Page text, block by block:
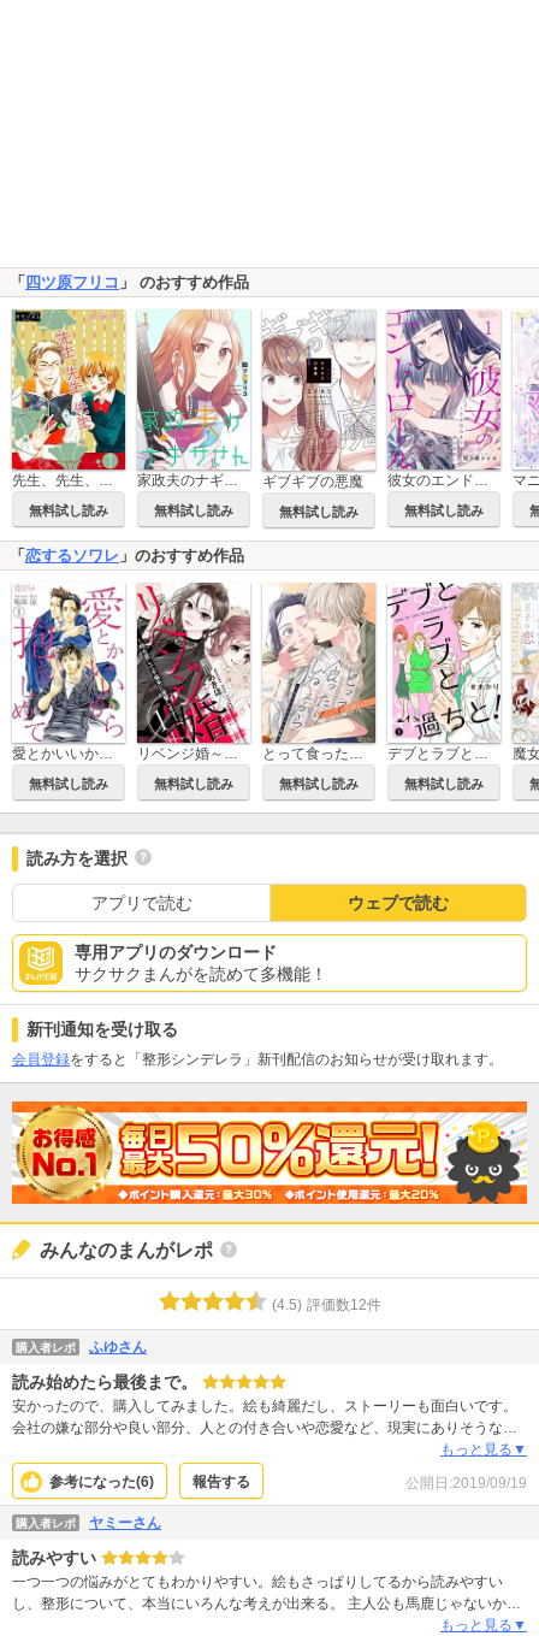
「 四ツ原フリコ 」 のおすすめ作品
先生、先生、先生
無料試し読み
家政夫のナギサさん【描き下ろしおまけ付き特装版】
無料試し読み
ギブギブの悪魔
無料試し読み
彼女のエンドロール～さよならまであと半年～
無料試し読み
「 恋するソワレ 」のおすすめ作品
無料試し読み 無料試し読み 無料試し読み 無料試し読み
読み方を選択
アプリで読む ウェブで読む
専用アプリのダウンロード
サクサクまんがを読めて多機能！
新刊通知を受け取る
会員登録をすると「整形シンデレラ」新刊配信のお知らせが受け取れます。
みんなのまんがレポ
(4.5) 評価数12件
購入者レポ ふゆさん
読み始めたら最後まで。
安かったので、購入してみました。絵も綺麗だし、ストーリーも面白いです。
会社の嫌な部分や良い部分、人との付き合いや恋愛など、現実にありそうなス
トーリー展開で、とても引き込まれて最後まで読んでしまいました。早く続き
が気になります。裏表のないこの主人公には、幸せになってもらいたいと思い
ます。
もっと見る▼
参考になった(6) 報告する 公開日:2019/09/19
購入者レポ ヤミーさん
読みやすい
一つ一つの悩みがとてもわかりやすい。絵もさっぱりしてるから読みやすい
し、整形について、本当にいろんな考えが出来る。 主人公も馬鹿じゃないから
もっと見る▼